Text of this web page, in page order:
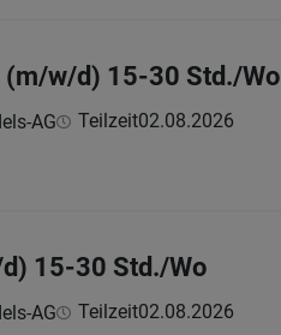
(m/w/d) 15-30 Std./Wo
AG Teilzeit02.08.2026
15-30 Std./Wo
AG Teilzeit02.08.2026